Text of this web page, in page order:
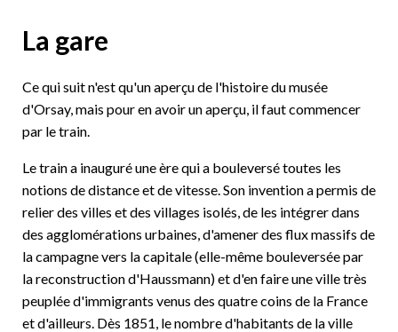
La gare
Ce qui suit n'est qu'un aperçu de l'histoire du musée
d'Orsay, mais pour en avoir un aperçu, il faut commencer
par le train.
Le train a inauguré une ère qui a bouleversé toutes les
notions de distance et de vitesse. Son invention a permis de
relier des villes et des villages isolés, de les intégrer dans
des agglomérations urbaines, d'amener des flux massifs de
la campagne vers la capitale (elle-même bouleversée par
la reconstruction d'Haussmann) et d'en faire une ville très
peuplée d'immigrants venus des quatre coins de la France
et d'ailleurs. Dès 1851, le nombre d'habitants de la ville